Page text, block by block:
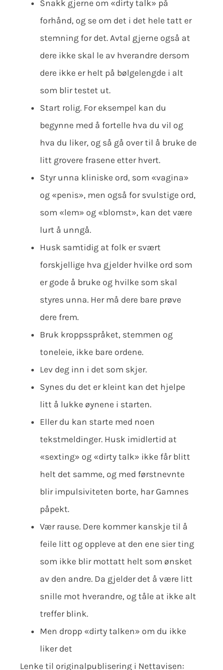
Snakk gjerne om «dirty talk» på
forhånd, og se om det i det hele tatt er
stemning for det. Avtal gjerne også at
dere ikke skal le av hverandre dersom
dere ikke er helt på bølgelengde i alt
som blir testet ut.
Start rolig. For eksempel kan du
begynne med å fortelle hva du vil og
hva du liker, og så gå over til å bruke de
litt grovere frasene etter hvert.
Styr unna kliniske ord, som «vagina»
og «penis», men også for svulstige ord,
som «lem» og «blomst», kan det være
lurt å unngå.
Husk samtidig at folk er svært
forskjellige hva gjelder hvilke ord som
er gode å bruke og hvilke som skal
styres unna. Her må dere bare prøve
dere frem.
Bruk kroppsspråket, stemmen og
toneleie, ikke bare ordene.
Lev deg inn i det som skjer.
Synes du det er kleint kan det hjelpe
litt å lukke øynene i starten.
Eller du kan starte med noen
tekstmeldinger. Husk imidlertid at
«sexting» og «dirty talk» ikke får blitt
helt det samme, og med førstnevnte
blir impulsiviteten borte, har Gamnes
påpekt.
Vær rause. Dere kommer kanskje til å
feile litt og oppleve at den ene sier ting
som ikke blir mottatt helt som ønsket
av den andre. Da gjelder det å være litt
snille mot hverandre, og tåle at ikke alt
treffer blink.
Men dropp «dirty talken» om du ikke
liker det
Lenke til originalpublisering i Nettavisen: